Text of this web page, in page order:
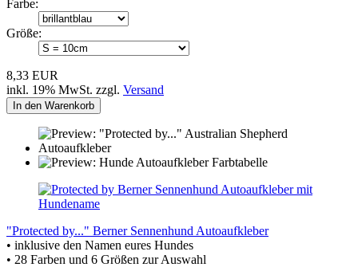
Farbe:
Größe:
8,33 EUR
inkl. 19% MwSt. zzgl. Versand
In den Warenkorb
"Protected by..." Berner Sennenhund Autoaufkleber
• inklusive den Namen eures Hundes
• 28 Farben und 6 Größen zur Auswahl